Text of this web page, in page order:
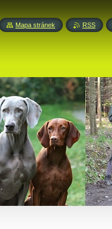
Mapa stránek RSS